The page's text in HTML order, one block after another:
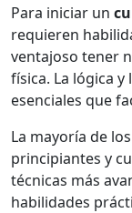
Para iniciar un
requieren
ventajoso tener
física. La lógica
esenciales que
La mayoría de
principiantes y
técnicas más
habilidades